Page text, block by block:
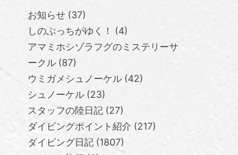
お知らせ 37
しのぶっちがゆく！
4
アマミホシゾラフグのミステリーサ
ークル 87
ウミガメシュノーケル 42
シュノーケル 23
スタッフの陸日記 27
ダイビングポイント紹介 217
ダイビング日記 1807